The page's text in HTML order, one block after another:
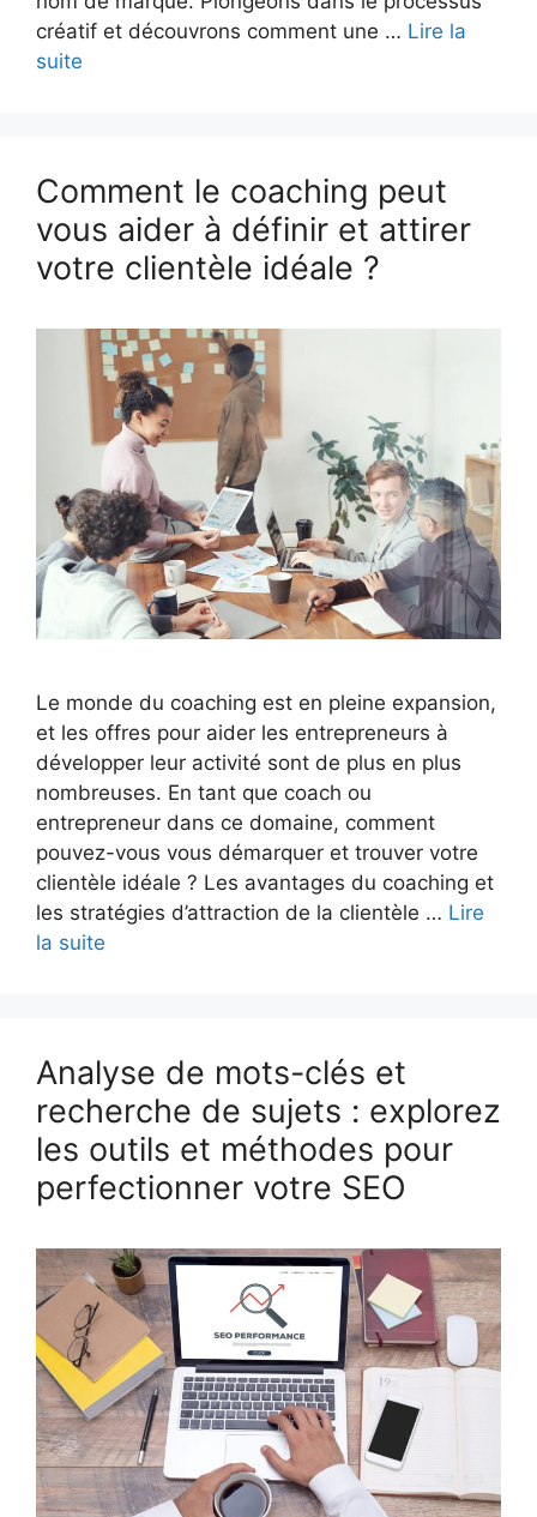
créatif et découvrons comment une … Lire la
suite
Comment le coaching peut
vous aider à définir et attirer
votre clientèle idéale ?
Le monde du coaching est en pleine expansion,
et les offres pour aider les entrepreneurs à
développer leur activité sont de plus en plus
nombreuses. En tant que coach ou
entrepreneur dans ce domaine, comment
pouvez-vous vous démarquer et trouver votre
clientèle idéale ? Les avantages du coaching et
les stratégies d’attraction de la clientèle … Lire
la suite
Analyse de mots-clés et
recherche de sujets : explorez
les outils et méthodes pour
perfectionner votre SEO